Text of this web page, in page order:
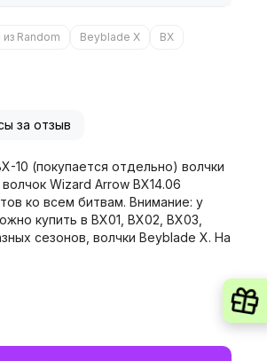
из Random Beyblade X
BX
за отзыв
10 (покупается отдельно) волчки
Wizard Arrow BX14.06
ко всем битвам. Внимание: у
купить в BX01, BX02, BX03,
сезонов, волчки Beyblade X. На